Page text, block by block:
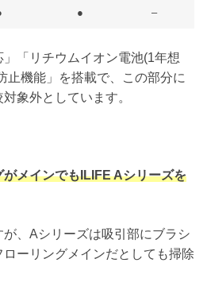
● –
「リチウムイオン電池(1年想
止機能」を搭載で、この部分に
象外としています。
メインでもILIFE Aシリーズを
、Aシリーズは吸引部にブラシ
ーリングメインだとしても掃除